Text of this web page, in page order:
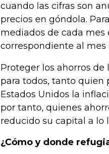
cuando las cifras son
precios en góndola.
mediados de cada mes
correspondiente al mes
Proteger los ahorros
para todos, tanto quien
Estados Unidos la
por tanto, quienes
reducido su capital a lo
¿Cómo y donde